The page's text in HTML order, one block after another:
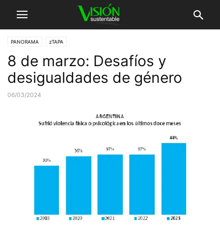
PANORAMA zTAPA
8 de marzo: Desafíos y
desigualdades de género
06/03/2024